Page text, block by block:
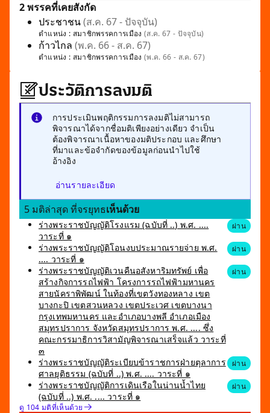
2 พรรคที่เคยสังกัด
ประชาชน(ส.ค. 67 - ปัจจุบัน)
ตำแหน่ง : สมาชิกพรรคการเมือง(ส.ค. 67 - ปัจจุบัน)
ก้าวไกล (พ.ค. 66 - ส.ค. 67)
ตำแหน่ง : สมาชิกพรรคการเมือง(พ.ค. 66 - ส.ค. 67)
ประวัติการลงมติ
การประเมินพฤติกรรมการลงมติไม่สามารถ
พิจารณาได้จากชื่อมติเพียงอย่างเดียว จำเป็น
ต้องพิจารณาเนื้อหาของมติประกอบ และศึกษา
ที่มาและข้อจำกัดของข้อมูลก่อนนำไปใช้
อ้างอิง
อ่านรายละเอียด
5 มติล่าสุด ที่จรยุทธเห็นด้วย
ร่างพระราชบัญญัติโรงแรม (ฉบับที่ ..) พ.ศ. ....
วาระที่ ๑
ผ่าน
ร่างพระราชบัญญัติโอนงบประมาณรายจ่าย พ.ศ.
.... วาระที่ ๑
ผ่าน
ร่างพระราชบัญญัติเวนคืนอสังหาริมทรัพย์ เพื่อ
สร้างกิจการรถไฟฟ้า โครงการรถไฟฟ้ามหานคร
สายนัคราพิพัฒน์ ในท้องที่เขตวังทองหลาง เขต
บางกะปิ เขตสวนหลวง เขตประเวศ เขตบางนา
กรุงเทพมหานคร และอำเภอบางพลี อำเภอเมือง
สมุทรปราการ จังหวัดสมุทรปราการ พ.ศ. .... ซึ่ง
คณะกรรมาธิการวิสามัญพิจารณาเสร็จแล้ว วาระที่
๓
ผ่าน
ร่างพระราชบัญญัติระเบียบข้าราชการฝ่ายตุลาการ
ศาลยุติธรรม (ฉบับที่ ..) พ.ศ. .... วาระที่ ๑
ผ่าน
ร่างพระราชบัญญัติการเดินเรือในน่านน้ำไทย
(ฉบับที่ ..) พ.ศ. .... วาระที่ ๑
ผ่าน
ดู 104 มติที่เห็นด้วย